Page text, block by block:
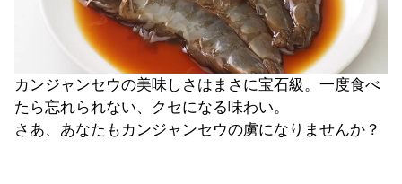
カンジャンセウの美味しさはまさに宝石級。一度食べ
たら忘れられない、クセになる味わい。
さあ、あなたもカンジャンセウの虜になりませんか？